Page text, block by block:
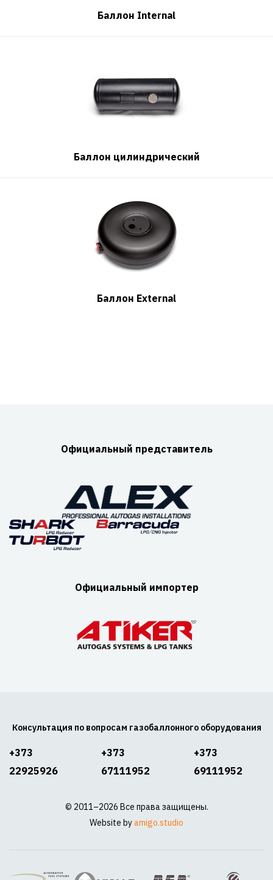
Баллон Internal
Баллон цилиндрический
Баллон External
Официальный представитель
Официальный импортер
Консультация по вопросам газобаллонного оборудования
+373
22925926
+373
67111952
+373
69111952
© 2011–2026 Все права защищены.
Website byamigo.studio